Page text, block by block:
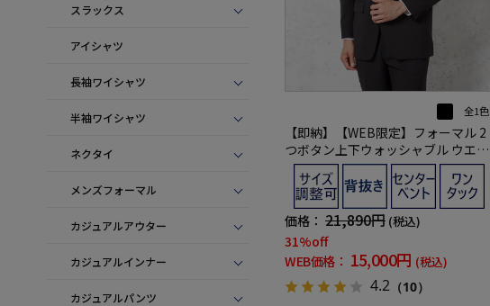
スラックス
アイシャツ
長袖ワイシャツ
半袖ワイシャツ
ネクタイ
メンズフォーマル
カジュアルアウター
カジュアルインナー
カジュアルパンツ
全1色
【即納】【WEB限定】フォーマル 2
つボタン上下ウォッシャブル ウエス
トアジャスター仕様 黒無地 通年 礼
服
価格： 21,890円 (税込)
31%off
WEB価格： 15,000円 (税込)
4.2 （10）